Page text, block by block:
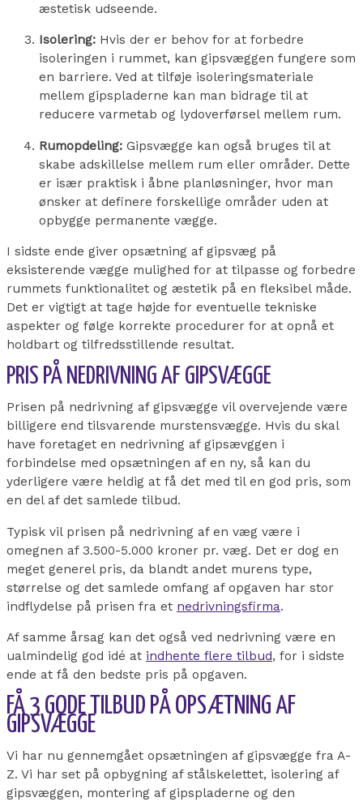
æstetisk udseende.
Isolering: Hvis der er behov for at forbedre
isoleringen i rummet, kan gipsvæggen fungere som
en barriere. Ved at tilføje isoleringsmateriale
mellem gipspladerne kan man bidrage til at
reducere varmetab og lydoverførsel mellem rum.
Rumopdeling: Gipsvægge kan også bruges til at
skabe adskillelse mellem rum eller områder. Dette
er især praktisk i åbne planløsninger, hvor man
ønsker at definere forskellige områder uden at
opbygge permanente vægge.
I sidste ende giver opsætning af gipsvæg på
eksisterende vægge mulighed for at tilpasse og forbedre
rummets funktionalitet og æstetik på en fleksibel måde.
Det er vigtigt at tage højde for eventuelle tekniske
aspekter og følge korrekte procedurer for at opnå et
holdbart og tilfredsstillende resultat.
PRIS PÅ NEDRIVNING AF GIPSVÆGGE
Prisen på nedrivning af gipsvægge vil overvejende være
billigere end tilsvarende murstensvægge. Hvis du skal
have foretaget en nedrivning af gipsævggen i
forbindelse med opsætningen af en ny, så kan du
yderligere være heldig at få det med til en god pris, som
en del af det samlede tilbud.
Typisk vil prisen på nedrivning af en væg være i
omegnen af 3.500-5.000 kroner pr. væg. Det er dog en
meget generel pris, da blandt andet murens type,
størrelse og det samlede omfang af opgaven har stor
indflydelse på prisen fra et nedrivningsfirma.
Af samme årsag kan det også ved nedrivning være en
ualmindelig god idé at indhente flere tilbud, for i sidste
ende at få den bedste pris på opgaven.
FÅ 3 GODE TILBUD PÅ OPSÆTNING AF
GIPSVÆGGE
Vi har nu gennemgået opsætningen af gipsvægge fra A-
Z. Vi har set på opbygning af stålskelettet, isolering af
gipsvæggen, montering af gipspladerne og den